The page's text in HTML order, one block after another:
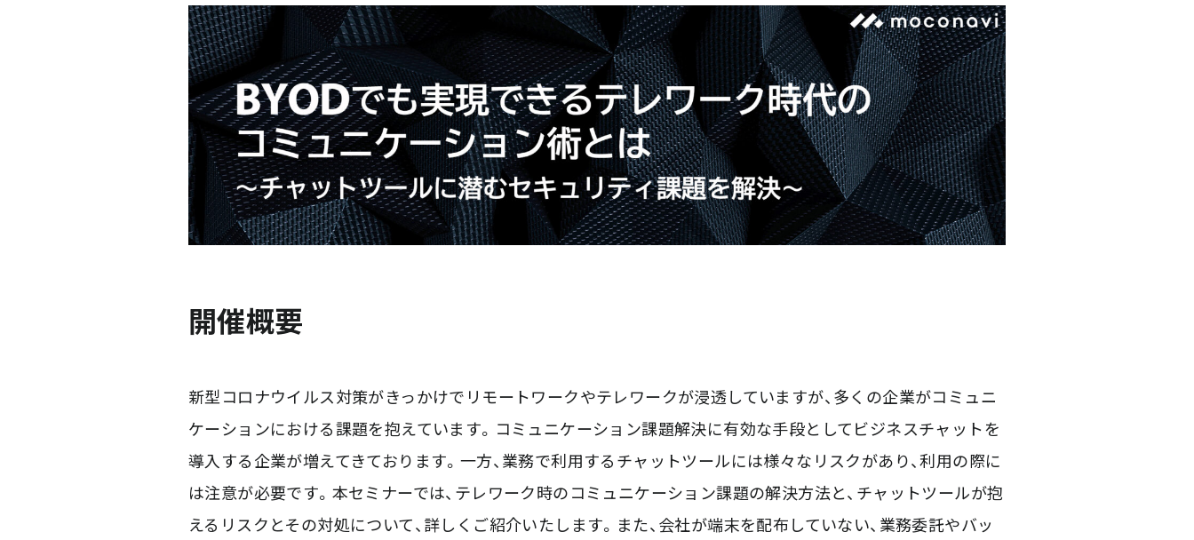
開催概要
新型コロナウイルス対策がきっかけでリモートワークやテレワークが浸透していますが、多くの企業がコミュニ
ケーションにおける課題を抱えています。コミュニケーション課題解決に有効な手段としてビジネスチャットを
導入する企業が増えてきております。一方、業務で利用するチャットツールには様々なリスクがあり、利用の際に
は注意が必要です。本セミナーでは、テレワーク時のコミュニケーション課題の解決方法と、チャットツールが抱
えるリスクとその対処について、詳しくご紹介いたします。また、会社が端末を配布していない、業務委託やバッ